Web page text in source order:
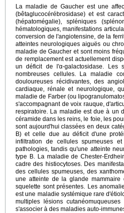
La maladie de Gaucher est une
(bêtaglucocérébrosidase) et est
(hépatomégalie), spléniques
hématologiques, manifestations
conversion de l'angiotensine, de la
atteintes neurologiques aiguës ou
maladie de Gaucher et sont moins
de remplacement est actuellement
un déficit de l'α-galactosidase. Les
nombreuses cellules. La maladie
douloureuses récidivantes, des
cardiaque, rénale et neurologique,
maladie de Farber (ou
s'accompagnant de voix rauque,
respiratoire. La maladie est due à un
céramide dans les reins, le foie, les
sont aujourd'hui classées en deux
B) et celle due au déficit d'une
infiltration de cellules spumeuses
pathologies, tandis qu'une atteinte
type B. La maladie de Chester-
cadre des histiocytoses. Des
des cellules spumeuses, des
une atteinte de la glande mammaire
squelette sont présentes. Les
est une maladie systémique rare
multiples lésions
s'associer à des maladies auto-